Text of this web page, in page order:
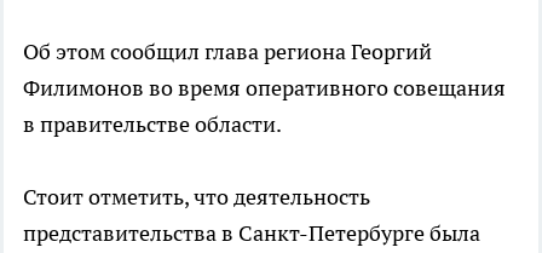
Об этом сообщил глава региона Георгий
Филимонов во время оперативного совещания
в правительстве области.
Стоит отметить, что деятельность
представительства в Санкт-Петербурге была